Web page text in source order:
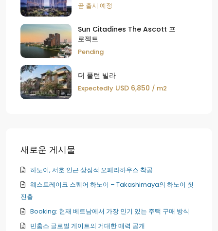
곧 출시 예정
Sun Citadines The Ascott 프
로젝트
Pending
더 풀턴 빌라
Expectedly USD 6,850 / m2
새로운 게시물
하노이, 서호 인근 상징적 오페라하우스 착공
웨스트레이크 스퀘어 하노이 – Takashimaya의 하노이 첫
진출
Booking: 현재 베트남에서 가장 인기 있는 주택 구매 방식
빈홈스 글로벌 게이트의 거대한 매력 공개